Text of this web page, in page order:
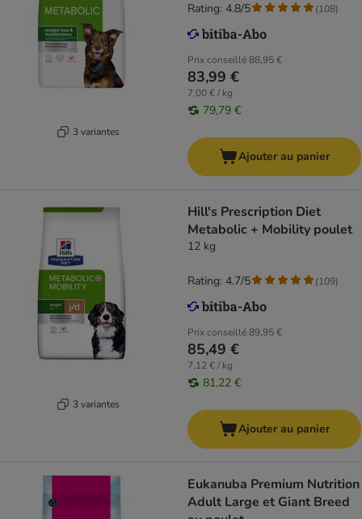
3 variantes
Prix conseillé88,95 €
83,99 €
7,00 € / kg
79,79 €
Rating: 4.8/5 (108)
Ajouter au panier
3 variantes
Hill's Prescription Diet
Metabolic + Mobility poulet
12 kg
Prix conseillé89,95 €
85,49 €
7,12 € / kg
81,22 €
Rating: 4.7/5 (109)
Ajouter au panier
Eukanuba Premium Nutrition
Adult Large et Giant Breed